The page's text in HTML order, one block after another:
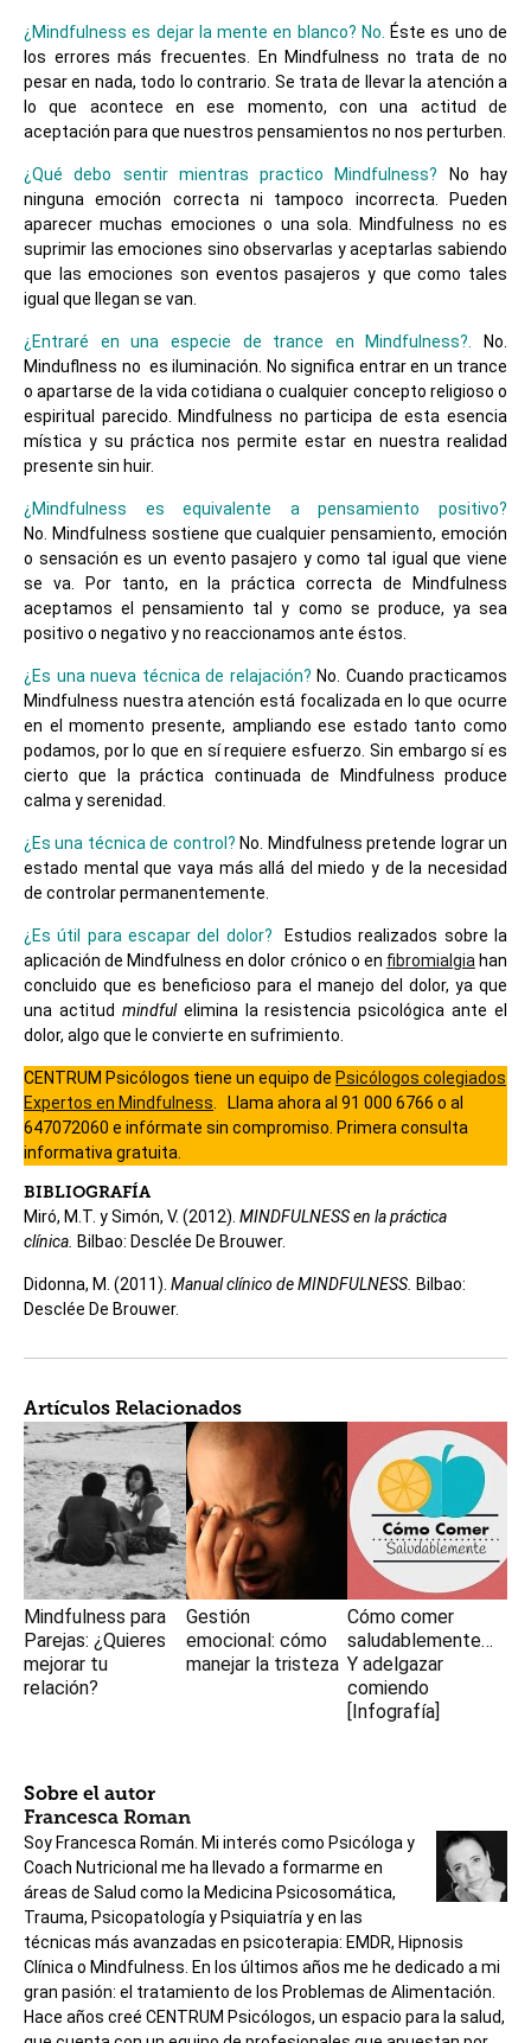
¿Mindfulness es dejar la mente en blanco? No.
Éste es uno de
los errores más frecuentes. En Mindfulness no trata de no
pesar en nada, todo lo contrario. Se trata de llevar la atención a
lo que acontece en ese momento, con una actitud de
aceptación para que nuestros pensamientos no nos perturben.
¿Qué debo sentir mientras practico Mindfulness?
No hay
ninguna emoción correcta ni tampoco incorrecta. Pueden
aparecer muchas emociones o una sola. Mindfulness no es
suprimir las emociones sino observarlas y aceptarlas sabiendo
que las emociones son eventos pasajeros y que como tales
igual que llegan se van.
¿Entraré en una especie de trance en Mindfulness?.
No.
Minduflness no es iluminación. No significa entrar en un trance
o apartarse de la vida cotidiana o cualquier concepto religioso o
espiritual parecido. Mindfulness no participa de esta esencia
mística y su práctica nos permite estar en nuestra realidad
presente sin huir.
¿Mindfulness es equivalente a pensamiento positivo?
No.
Mindfulness sostiene que cualquier pensamiento, emoción
o sensación es un evento pasajero y como tal igual que viene
se va. Por tanto, en la práctica correcta de Mindfulness
aceptamos el pensamiento tal y como se produce, ya sea
positivo o negativo y no reaccionamos ante éstos.
¿Es una nueva técnica de relajación? No. Cuando practicamos
Mindfulness nuestra atención está focalizada en lo que ocurre
en el momento presente, ampliando ese estado tanto como
podamos, por lo que en sí requiere esfuerzo. Sin embargo sí es
cierto que la práctica continuada de Mindfulness produce
calma y serenidad.
¿Es una técnica de control? No. Mindfulness pretende lograr un
estado mental que vaya más allá del miedo y de la necesidad
de controlar permanentemente.
¿Es útil para escapar del dolor?
Estudios realizados sobre la
aplicación de Mindfulness en dolor crónico o en fibromialgia han
concluido que es beneficioso para el manejo del dolor, ya que
una actitud mindful elimina la resistencia psicológica ante el
dolor, algo que le convierte en sufrimiento.
CENTRUM Psicólogos tiene un equipo de Psicólogos colegiados
Expertos en Mindfulness . Llama ahora al 91 000 6766 o al
647072060 e infórmate sin compromiso. Primera consulta
informativa gratuita.
BIBLIOGRAFÍA
Miró, M.T. y Simón, V. (2012). MINDFULNESS en la práctica
clínica. Bilbao: Desclée De Brouwer.
Didonna, M. (2011). Manual clínico de MINDFULNESS. Bilbao:
Desclée De Brouwer.
Artículos Relacionados
Mindfulness para
Parejas: ¿Quieres
mejorar tu
relación?
Gestión
emocional: cómo
manejar la tristeza
Cómo comer
saludablemente…
Y adelgazar
comiendo
[Infografía]
Sobre el autor
Francesca Roman
Soy Francesca Román. Mi interés como Psicóloga y
Coach Nutricional me ha llevado a formarme en
áreas de Salud como la Medicina Psicosomática,
Trauma, Psicopatología y Psiquiatría y en las
técnicas más avanzadas en psicoterapia: EMDR, Hipnosis
Clínica o Mindfulness. En los últimos años me he dedicado a mi
gran pasión: el tratamiento de los Problemas de Alimentación.
Hace años creé CENTRUM Psicólogos, un espacio para la salud,